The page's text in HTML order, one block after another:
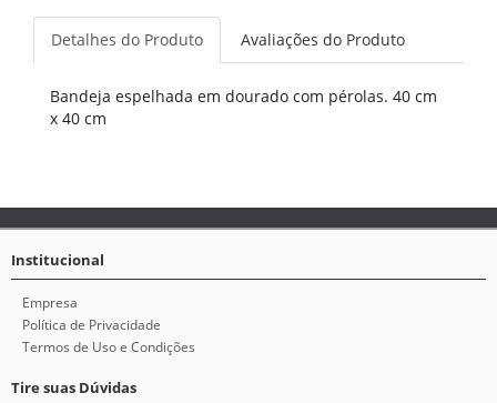
Detalhes do Produto Avaliações do Produto
Bandeja espelhada em dourado com pérolas. 40 cm
x 40 cm
Institucional
Empresa
Política de Privacidade
Termos de Uso e Condições
Tire suas Dúvidas